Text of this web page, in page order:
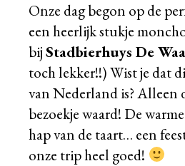
Onze dag begon op de
een heerlijk stukje
bijStadbierhuys De
toch lekker!!) Wist je dat
van Nederland is? Alleen
bezoekje waard! De
hap van de taart… een
onze trip heel goed!